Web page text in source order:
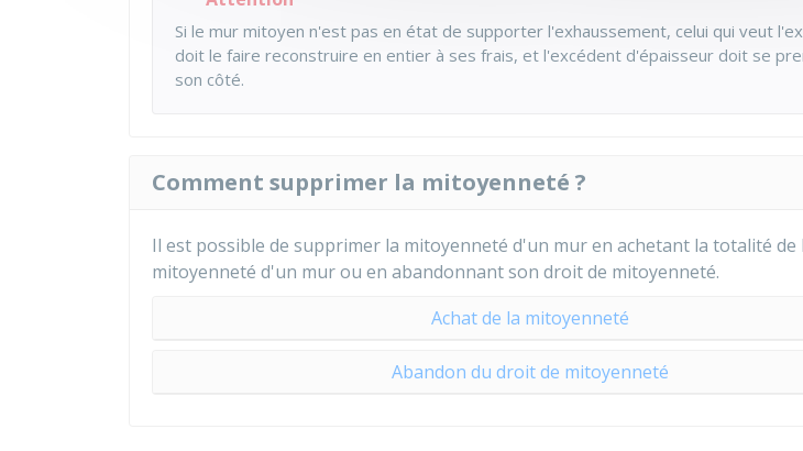
Si le mur mitoyen n'est pas en état de supporter l'exhaussement, celui qui veut
doit le faire reconstruire en entier à ses frais, et l'excédent d'épaisseur doit se
son côté.
Comment supprimer la mitoyenneté ?
Il est possible de supprimer la mitoyenneté d'un mur en achetant la totalité de
mitoyenneté d'un mur ou en abandonnant son droit de mitoyenneté.
Achat de la mitoyenneté
Abandon du droit de mitoyenneté